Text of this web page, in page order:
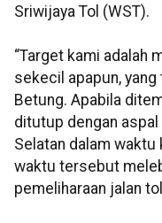
Sriwijaya Tol (WST).
“Target kami adalah
sekecil apapun,
Betung. Apabila
ditutup dengan
Selatan dalam
waktu tersebut
pemeliharaan jalan